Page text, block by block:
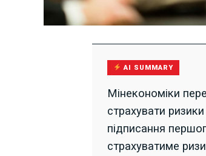
AI SUMMARY
Мінекономіки
страхувати
підписання
страхуватиме